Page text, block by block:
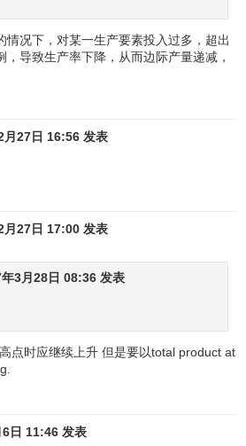
情况下，对某一生产要素投入过多，超出
导致生产率下降，从而边际产量递减，
月27日 16:56 发表
月27日 17:00 发表
3月28日 08:36 发表
点时应继续上升 但是要以total product at
日 11:46 发表